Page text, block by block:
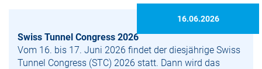
16.06.2026
Swiss Tunnel Congress 2026
Vom 16. bis 17. Juni 2026 findet der diesjährige Swiss
Tunnel Congress (STC) 2026 statt. Dann wird das